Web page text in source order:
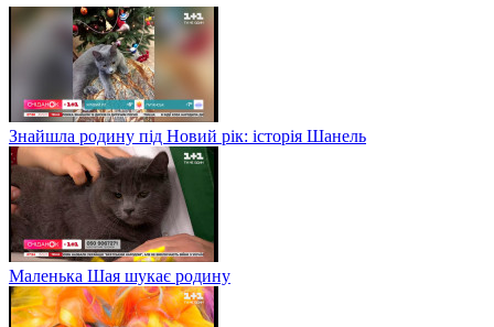
Знайшла родину під Новий рік: історія Шанель
Маленька Шая шукає родину